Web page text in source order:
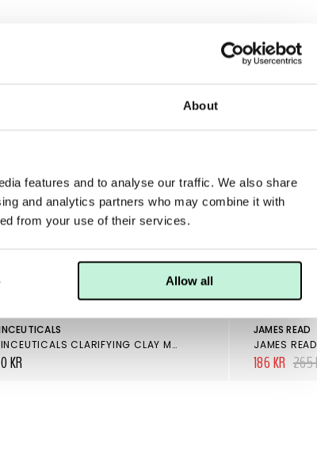
About
features and to analyse our traffic. We also share
and analytics partners who may combine it with
from your use of their services.
Allow all
SKINCEUTICALS CLARIFYING CLAY MASQUE
KR
30%
JAMES READ
JAMES
186 KR 265